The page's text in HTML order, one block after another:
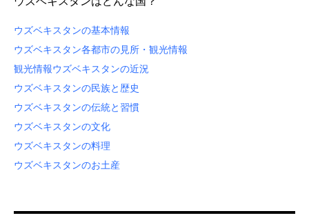
ウズベキスタンの基本情報
ウズベキスタン各都市の見所・観光情報
観光情報ウズベキスタンの近況
ウズベキスタンの民族と歴史
ウズベキスタンの伝統と習慣
ウズベキスタンの文化
ウズベキスタンの料理
ウズベキスタンのお土産